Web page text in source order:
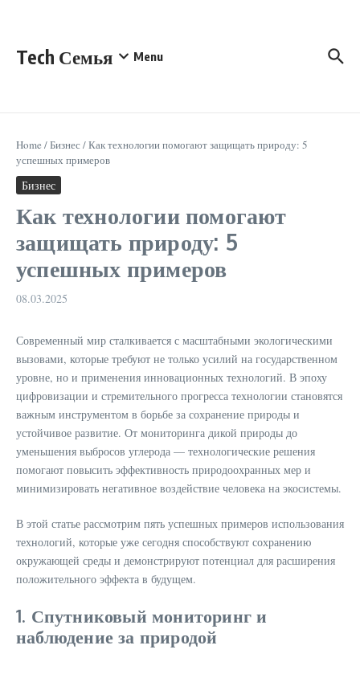
Tech Семья Menu
Home /Бизнес/Как технологии помогают защищать природу: 5
успешных примеров
Бизнес
Как технологии помогают
защищать природу: 5
успешных примеров
08.03.2025
Современный мир сталкивается с масштабными экологическими
вызовами, которые требуют не только усилий на государственном
уровне, но и применения инновационных технологий. В эпоху
цифровизации и стремительного прогресса технологии становятся
важным инструментом в борьбе за сохранение природы и
устойчивое развитие. От мониторинга дикой природы до
уменьшения выбросов углерода — технологические решения
помогают повысить эффективность природоохранных мер и
минимизировать негативное воздействие человека на экосистемы.
В этой статье рассмотрим пять успешных примеров использования
технологий, которые уже сегодня способствуют сохранению
окружающей среды и демонстрируют потенциал для расширения
положительного эффекта в будущем.
1. Спутниковый мониторинг и
наблюдение за природой